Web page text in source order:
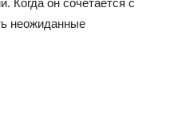
Когда он сочетается с
неожиданные